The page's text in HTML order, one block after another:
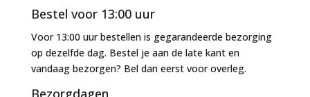
Bestel voor 13:00 uur
Voor 13:00 uur bestellen is gegarandeerde bezorging
op dezelfde dag. Bestel je aan de late kant en
vandaag bezorgen? Bel dan eerst voor overleg.
Bezorgdagen